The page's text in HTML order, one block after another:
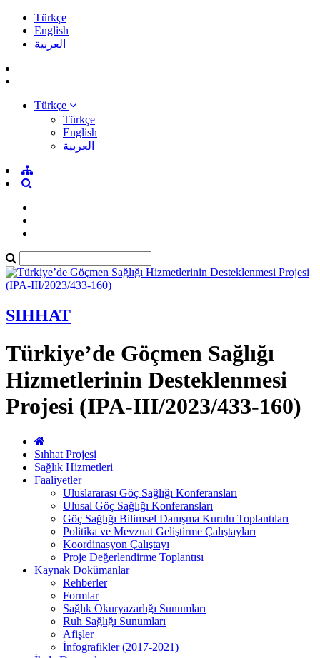
Türkçe
English
العربية
Türkçe
Türkçe
English
العربية
SIHHAT
Türkiye’de Göçmen Sağlığı
Hizmetlerinin Desteklenmesi
Projesi (IPA-III/2023/433-160)
Sıhhat Projesi
Sağlık Hizmetleri
Faaliyetler
Uluslararası Göç Sağlığı Konferansları
Ulusal Göç Sağlığı Konferansları
Göç Sağlığı Bilimsel Danışma Kurulu Toplantıları
Politika ve Mevzuat Geliştirme Çalıştayları
Koordinasyon Çalıştayı
Proje Değerlendirme Toplantısı
Kaynak Dokümanlar
Rehberler
Formlar
Sağlık Okuryazarlığı Sunumları
Ruh Sağlığı Sunumları
Afişler
İnfografikler (2017-2021)